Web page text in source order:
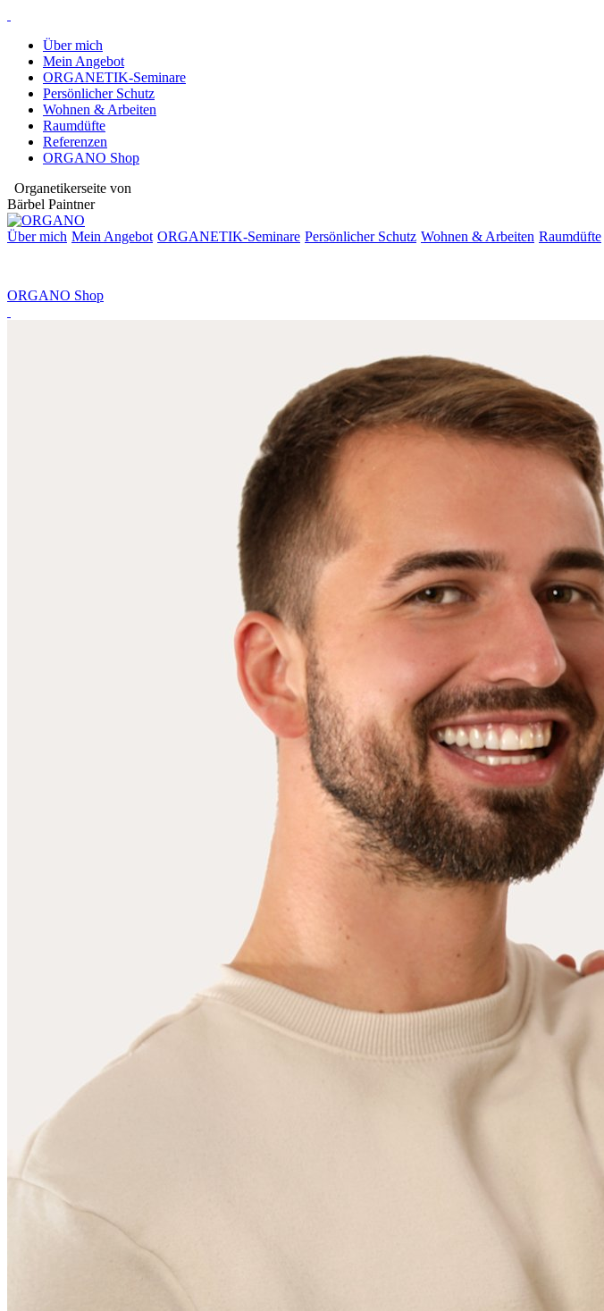
Über mich
Mein Angebot
ORGANETIK-Seminare
Persönlicher Schutz
Wohnen & Arbeiten
Raumdüfte
Referenzen
ORGANO Shop
Organetikerseite von
Bärbel Paintner
Über mich Mein Angebot ORGANETIK-Seminare Persönlicher Schutz Wohnen & Arbeiten Raumdüfte
ORGANO Shop